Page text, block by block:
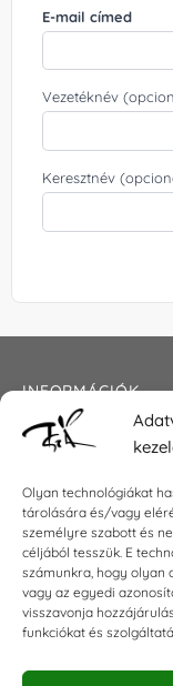
Olyan technológiákat
tárolására és/vagy
személyre szabott és
céljából tesszük. E
számunkra, hogy olyan
vagy az egyedi
visszavonja
funkciókat és
E-mail címed
Vezetéknév
Keresztnév
INFORMÁCIÓK
Általános
Impresszum
KAPCSOLAT
E-mail:
Telefon: +36 30